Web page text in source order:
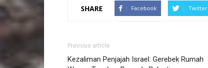
SHARE Facebook Twitter
Previous article
Kezaliman Penjajah Israel: Gerebek Rumah